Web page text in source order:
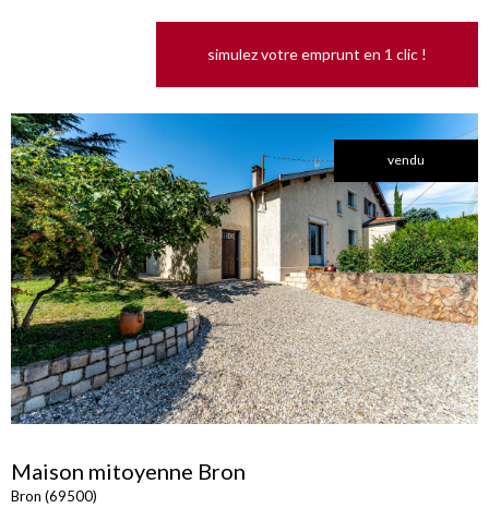
simulez votre emprunt en 1 clic !
vendu
Maison mitoyenne Bron
Bron (69500)